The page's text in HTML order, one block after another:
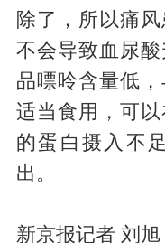
除了，所以痛
不会导致血尿
品嘌呤含量低
适当食用，可
的蛋白摄入不
出。
新京报记者 刘旭